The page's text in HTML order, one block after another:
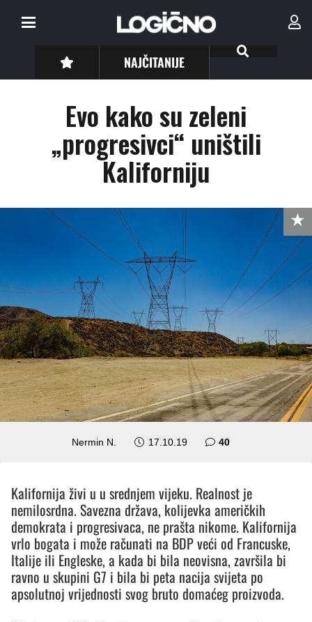
NAJČITANIJE
Evo kako su zeleni
„progresivci“ uništili
Kaliforniju
Nermin N. 17.10.19 40komentara
Kalifornija živi u u srednjem vijeku. Realnost je
nemilosrdna. Savezna država, kolijevka američkih
demokrata i progresivaca, ne prašta nikome. Kalifornija
vrlo bogata i može računati na BDP veći od Francuske,
Italije ili Engleske, a kada bi bila neovisna, završila bi
ravno u skupini G7 i bila bi peta nacija svijeta po
apsolutnoj vrijednosti svog bruto domaćeg proizvoda.